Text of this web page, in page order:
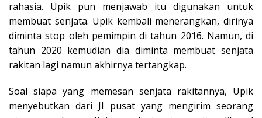
rahasia. Upik pun menjawab itu digunakan untuk
membuat senjata. Upik kembali menerangkan, dirinya
diminta stop oleh pemimpin di tahun 2016. Namun, di
tahun 2020 kemudian dia diminta membuat senjata
rakitan lagi namun akhirnya tertangkap.
Soal siapa yang memesan senjata rakitannya, Upik
menyebutkan dari JI pusat yang mengirim seorang